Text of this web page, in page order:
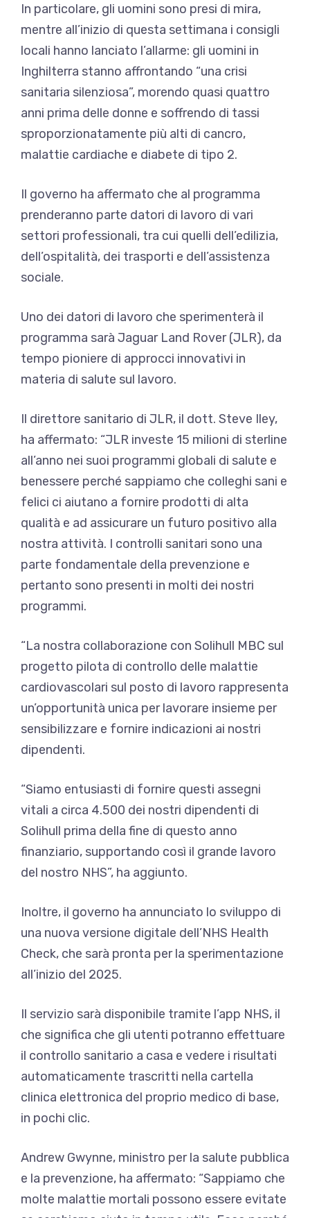
In particolare, gli uomini sono presi di mira,
mentre all’inizio di questa settimana i consigli
locali hanno lanciato l’allarme: gli uomini in
Inghilterra stanno affrontando “una crisi
sanitaria silenziosa”, morendo quasi quattro
anni prima delle donne e soffrendo di tassi
sproporzionatamente più alti di cancro,
malattie cardiache e diabete di tipo 2.
Il governo ha affermato che al programma
prenderanno parte datori di lavoro di vari
settori professionali, tra cui quelli dell’edilizia,
dell’ospitalità, dei trasporti e dell’assistenza
sociale.
Uno dei datori di lavoro che sperimenterà il
programma sarà Jaguar Land Rover (JLR), da
tempo pioniere di approcci innovativi in ​​
materia di salute sul lavoro.
Il direttore sanitario di JLR, il dott. Steve Iley,
ha affermato: “JLR investe 15 milioni di sterline
all’anno nei suoi programmi globali di salute e
benessere perché sappiamo che colleghi sani e
felici ci aiutano a fornire prodotti di alta
qualità e ad assicurare un futuro positivo alla
nostra attività. I ​​controlli sanitari sono una
parte fondamentale della prevenzione e
pertanto sono presenti in molti dei nostri
programmi.
“La nostra collaborazione con Solihull MBC sul
progetto pilota di controllo delle malattie
cardiovascolari sul posto di lavoro rappresenta
un’opportunità unica per lavorare insieme per
sensibilizzare e fornire indicazioni ai nostri
dipendenti.
“Siamo entusiasti di fornire questi assegni
vitali a circa 4.500 dei nostri dipendenti di
Solihull prima della fine di questo anno
finanziario, supportando così il grande lavoro
del nostro NHS”, ha aggiunto.
Inoltre, il governo ha annunciato lo sviluppo di
una nuova versione digitale dell’NHS Health
Check, che sarà pronta per la sperimentazione
all’inizio del 2025.
Il servizio sarà disponibile tramite l’app NHS, il
che significa che gli utenti potranno effettuare
il controllo sanitario a casa e vedere i risultati
automaticamente trascritti nella cartella
clinica elettronica del proprio medico di base,
in pochi clic.
Andrew Gwynne, ministro per la salute pubblica
e la prevenzione, ha affermato: “Sappiamo che
molte malattie mortali possono essere evitate